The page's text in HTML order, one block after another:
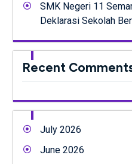
SMK Negeri 11
Deklarasi Sekolah
Recent
July 2026
June 2026